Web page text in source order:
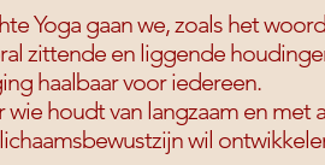
Yoga gaan we, zoals het
zittende en liggende
haalbaar voor iedereen.
wie houdt van langzaam en met
wil